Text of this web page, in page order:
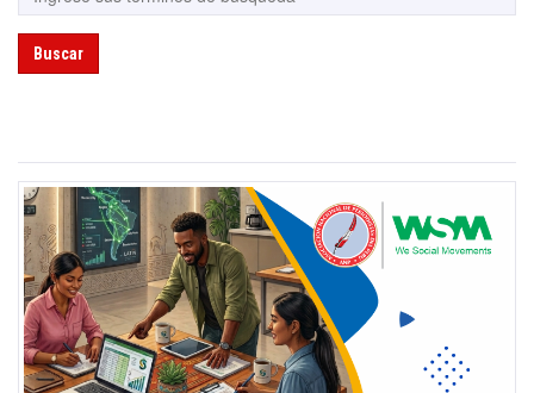
Buscar